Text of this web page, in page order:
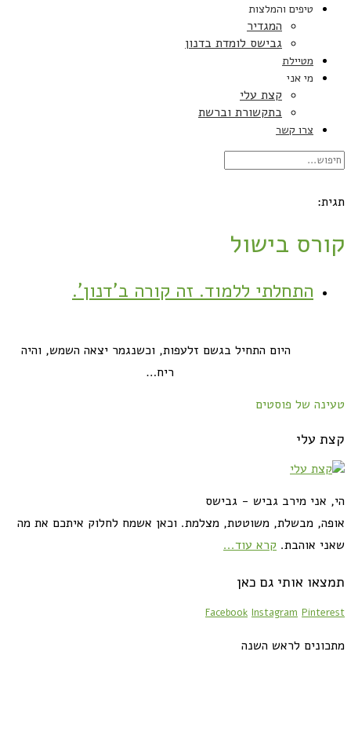
טיפים והמלצות
המגדיר
גבישס לומדת בדנון
מטיילת
מי אני
קצת עלי
בתקשורת וברשת
צרו קשר
תגית:
קורס בישול
התחלתי ללמוד. זה קורה ב'דנון'.
היום התחיל בגשם זלעפות, וכשנגמר יצאה השמש, והיה
ריח…
טעינה של פוסטים
קצת עלי
הי, אני מירב גביש - גבישס
אופה, מבשלת, משוטטת, מצלמת. וכאן אשמח לחלוק איתכם את מה
שאני אוהבת. קרא עוד...
תמצאו אותי גם כאן
Facebook Instagram Pinterest
מתכונים לראש השנה